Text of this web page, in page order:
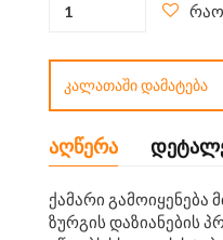
ᲙᲐᲚᲐᲗᲐᲨᲘ ᲓᲐᲛᲐᲢᲔᲑᲐ
აღწერა
ქამარი გამოიყენება
ზურგის დაზიანების